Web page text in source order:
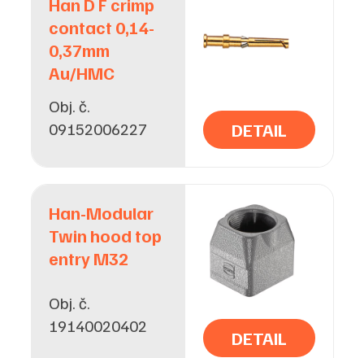
Han D F crimp
contact 0,14-
0,37mm
Au/HMC
Obj. č.
09152006227
DETAIL
Han-Modular
Twin hood top
entry M32
Obj. č.
19140020402
DETAIL